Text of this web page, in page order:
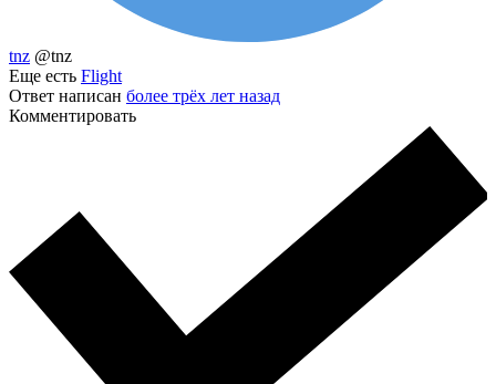
tnz @tnz
Еще есть Flight
Ответ написан более трёх лет назад
Комментировать